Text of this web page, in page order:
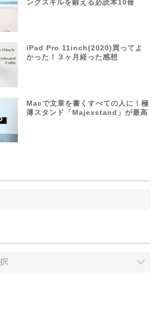
ングスキルを鍛える必読本10冊
iPad Pro 11inch(2020)買ってよ
かった！３ヶ月経った感想
Macで文章を書くすべての人に！極
薄スタンド「Majexstand」が最高